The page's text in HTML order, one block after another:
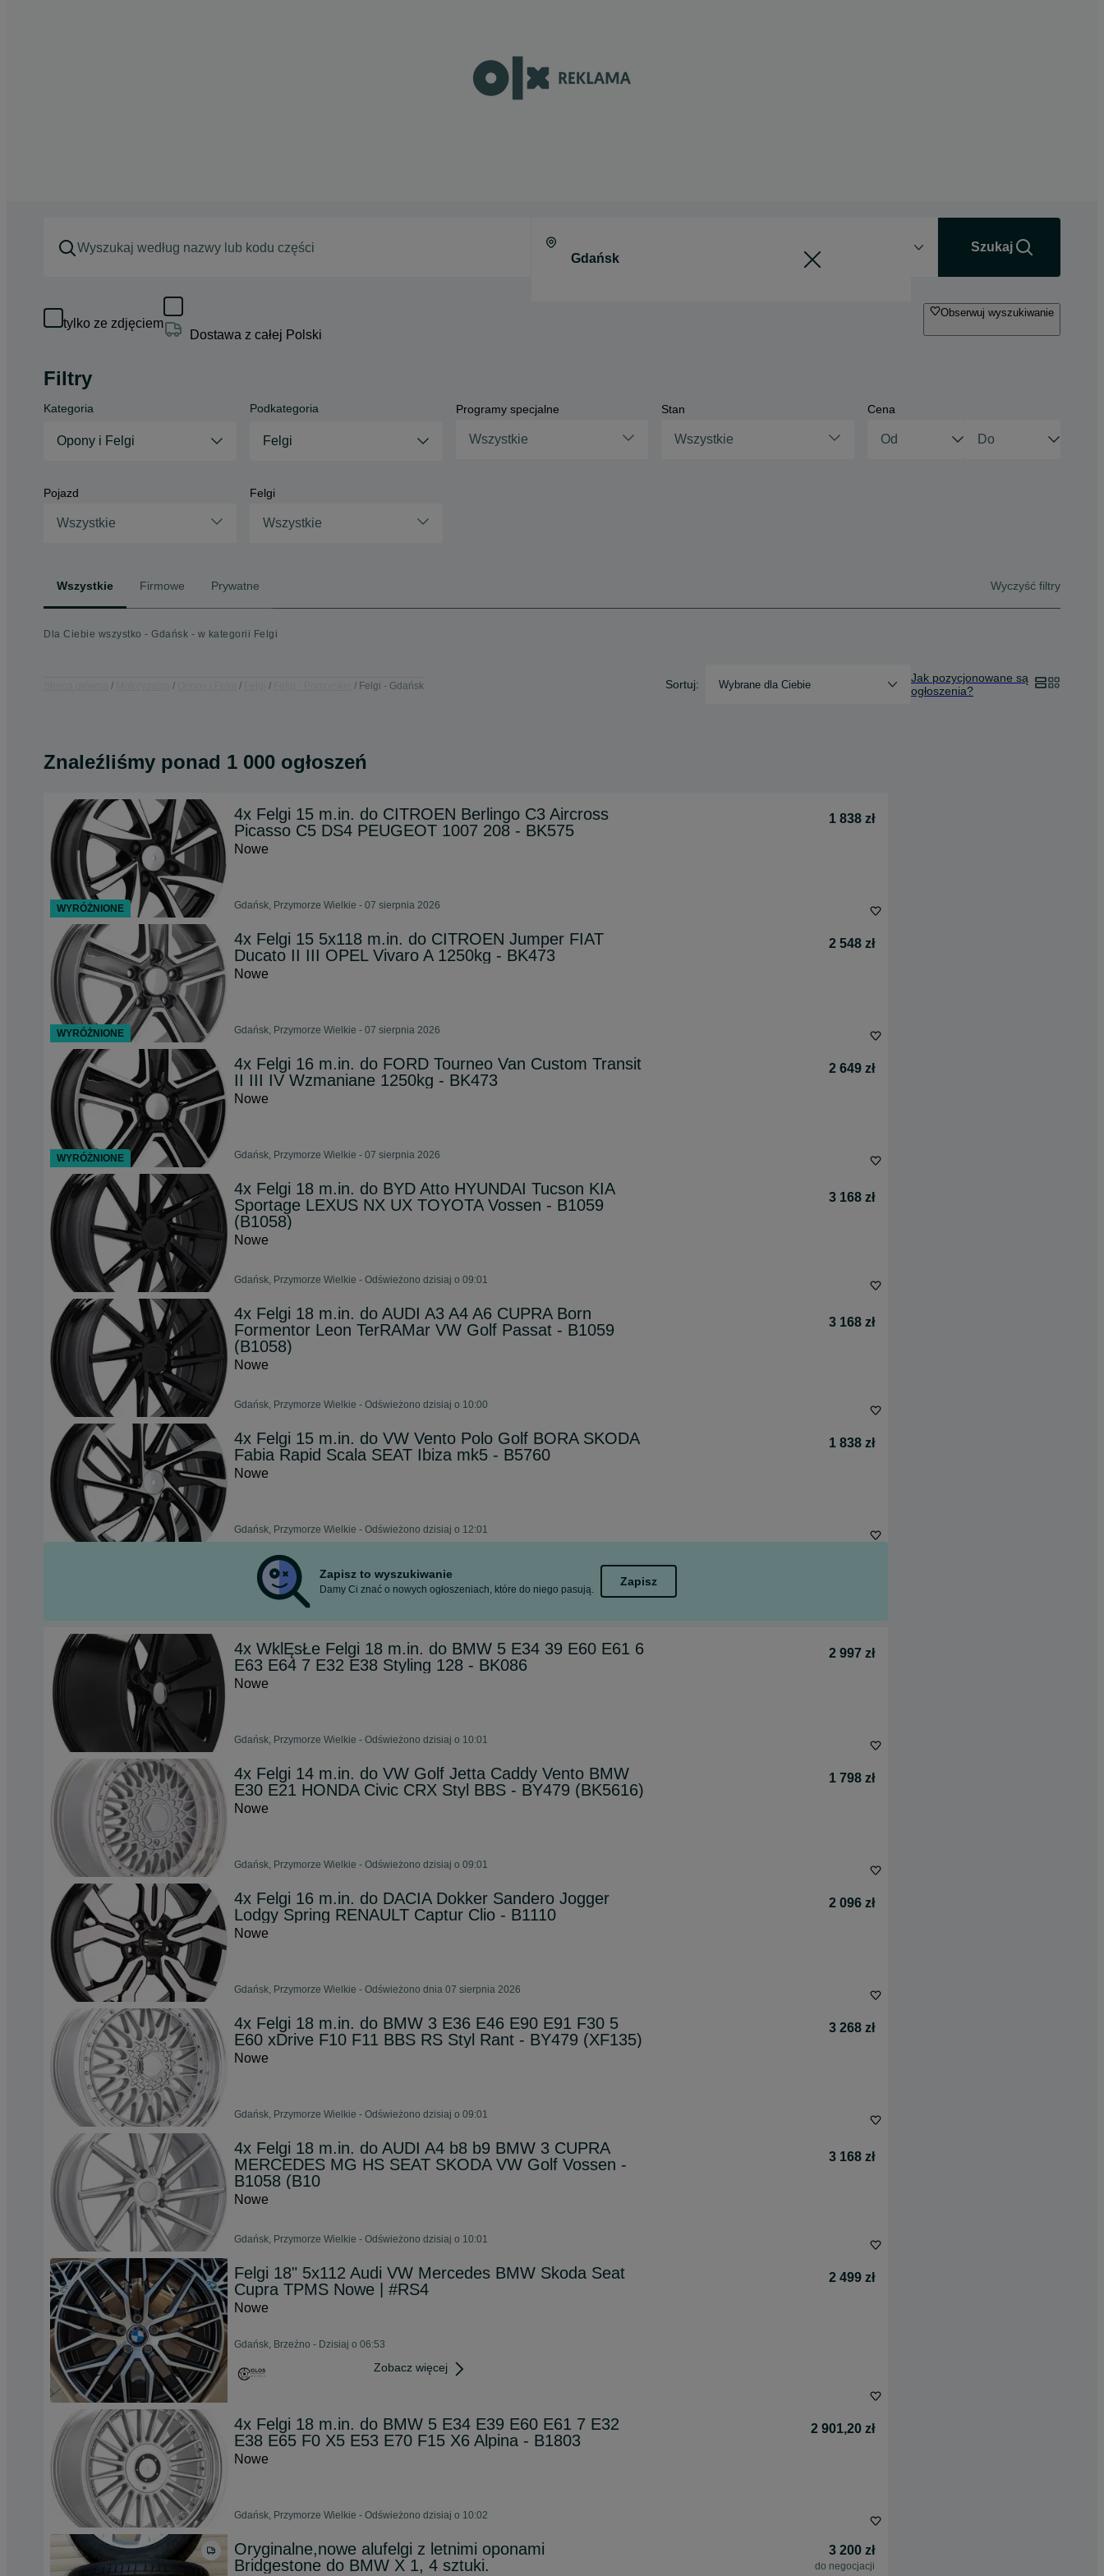
Szukaj
tylko ze zdjęciem
Dostawa z całej Polski
Obserwuj wyszukiwanie
Filtry
Kategoria
Opony i Felgi
Podkategoria
Felgi
Programy specjalne
Wszystkie
Stan
Wszystkie
Cena
Pojazd
Wszystkie
Felgi
Wszystkie
Wszystkie Firmowe Prywatne Wyczyść filtry
Dla Ciebie wszystko - Gdańsk - w kategorii Felgi
Felgi - Gdańsk Sortuj: Wybrane dla Ciebie
Jak pozycjonowane są
ogłoszenia?
Znaleźliśmy ponad 1 000 ogłoszeń
4x Felgi 15 m.in. do CITROEN Berlingo C3 Aircross
Picasso C5 DS4 PEUGEOT 1007 208 - BK575
1 838 zł
Nowe
Gdańsk, Przymorze Wielkie - 07 sierpnia 2026
4x Felgi 15 5x118 m.in. do CITROEN Jumper FIAT
Ducato II III OPEL Vivaro A 1250kg - BK473
2 548 zł
Nowe
Gdańsk, Przymorze Wielkie - 07 sierpnia 2026
4x Felgi 16 m.in. do FORD Tourneo Van Custom Transit
II III IV Wzmaniane 1250kg - BK473
2 649 zł
Nowe
Gdańsk, Przymorze Wielkie - 07 sierpnia 2026
4x Felgi 18 m.in. do BYD Atto HYUNDAI Tucson KIA
Sportage LEXUS NX UX TOYOTA Vossen - B1059
(B1058)
3 168 zł
Nowe
Gdańsk, Przymorze Wielkie - Odświeżono dzisiaj o 09:01
4x Felgi 18 m.in. do AUDI A3 A4 A6 CUPRA Born
Formentor Leon TerRAMar VW Golf Passat - B1059
(B1058)
3 168 zł
Nowe
Gdańsk, Przymorze Wielkie - Odświeżono dzisiaj o 10:00
4x Felgi 15 m.in. do VW Vento Polo Golf BORA SKODA
Fabia Rapid Scala SEAT Ibiza mk5 - B5760
1 838 zł
Nowe
Gdańsk, Przymorze Wielkie - Odświeżono dzisiaj o 12:01
Zapisz to wyszukiwanie
Damy Ci znać o nowych ogłoszeniach, które do niego pasują.
Zapisz
4x WklĘsŁe Felgi 18 m.in. do BMW 5 E34 39 E60 E61 6
E63 E64 7 E32 E38 Styling 128 - BK086
2 997 zł
Nowe
Gdańsk, Przymorze Wielkie - Odświeżono dzisiaj o 10:01
4x Felgi 14 m.in. do VW Golf Jetta Caddy Vento BMW
E30 E21 HONDA Civic CRX Styl BBS - BY479 (BK5616)
1 798 zł
Nowe
Gdańsk, Przymorze Wielkie - Odświeżono dzisiaj o 09:01
4x Felgi 16 m.in. do DACIA Dokker Sandero Jogger
Lodgy Spring RENAULT Captur Clio - B1110
2 096 zł
Nowe
Gdańsk, Przymorze Wielkie - Odświeżono dnia 07 sierpnia 2026
4x Felgi 18 m.in. do BMW 3 E36 E46 E90 E91 F30 5
E60 xDrive F10 F11 BBS RS Styl Rant - BY479 (XF135)
3 268 zł
Nowe
Gdańsk, Przymorze Wielkie - Odświeżono dzisiaj o 09:01
4x Felgi 18 m.in. do AUDI A4 b8 b9 BMW 3 CUPRA
MERCEDES MG HS SEAT SKODA VW Golf Vossen -
B1058 (B10
3 168 zł
Nowe
Gdańsk, Przymorze Wielkie - Odświeżono dzisiaj o 10:01
Felgi 18" 5x112 Audi VW Mercedes BMW Skoda Seat
Cupra TPMS Nowe | #RS4
2 499 zł
Nowe
Gdańsk, Brzeźno - Dzisiaj o 06:53
Zobacz więcej
4x Felgi 18 m.in. do BMW 5 E34 E39 E60 E61 7 E32
E38 E65 F0 X5 E53 E70 F15 X6 Alpina - B1803
2 901,20 zł
Nowe
Gdańsk, Przymorze Wielkie - Odświeżono dzisiaj o 10:02
Oryginalne,nowe alufelgi z letnimi oponami
Bridgestone do BMW X 1, 4 sztuki.
3 200 zł
do negocjacji
WYRÓŻNIONE
WYRÓŻNIONE
WYRÓŻNIONE